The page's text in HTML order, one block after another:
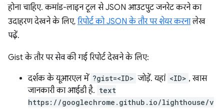
होना चाहिए. कमांड-लाइन टूल से JSON आउटपुट जनरेट करने का
उदाहरण देखने के लिए, रिपोर्ट को JSON के तौर पर शेयर करनालेख
पढ़ें.
Gist के तौर पर सेव की गई रिपोर्ट देखने के लिए:
दर्शक के यूआरएल में ?gist=<ID> जोड़ें. यहां <ID> , खास
जानकारी का आईडी है. text
https://googlechrome.github.io/lighthouse/v